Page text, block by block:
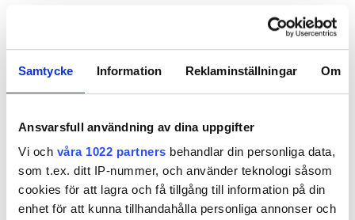
Samtycke Information Reklaminställningar Om
Ansvarsfull användning av dina uppgifter
Vi och våra 1022 partners behandlar din personliga data,
som t.ex. ditt IP-nummer, och använder teknologi såsom
cookies för att lagra och få tillgång till information på din
enhet för att kunna tillhandahålla personliga annonser och
För Qvantum som är ett stort företag gäller
motsatsen, kvantitet. Magnus Lindberg som är
berättar om 2021 då det verkligen började bubbla
för värmepumparna.
Pablo Cabala och Magnus Lindberg är gäster i VVS-
Podden på Nordbygg där vi pratar om hur man
bäst säljer in värmepumpen.
– Vi hade väl en boom där någonstans. Det var ju